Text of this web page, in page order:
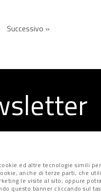
ed altre tecnologie simili
anche di terze parti, che
le visite al sito; oppure
questo banner cliccando sul
Successivo »